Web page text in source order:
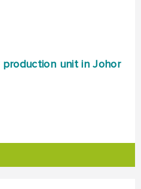
unit in Johor